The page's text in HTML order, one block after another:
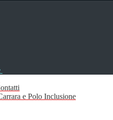
e Polo Inclusione